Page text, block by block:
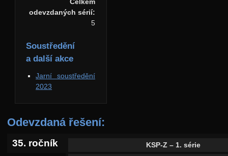
Celkem
odevzdaných sérií:
5
Soustředění
a další akce
Jarní soustředění
2023
Odevzdaná řešení:
35. ročník
KSP-Z – 1. série